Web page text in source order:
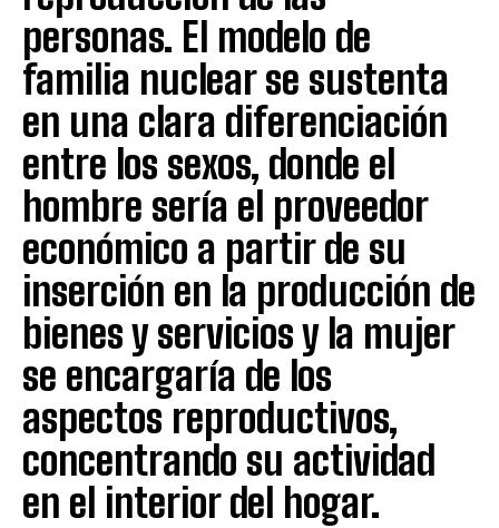
personas. El modelo de
familia nuclear se sustenta
en una clara diferenciación
entre los sexos, donde el
hombre sería el proveedor
económico a partir de su
inserción en la producción de
bienes y servicios y la mujer
se encargaría de los
aspectos reproductivos,
concentrando su actividad
en el interior del hogar.